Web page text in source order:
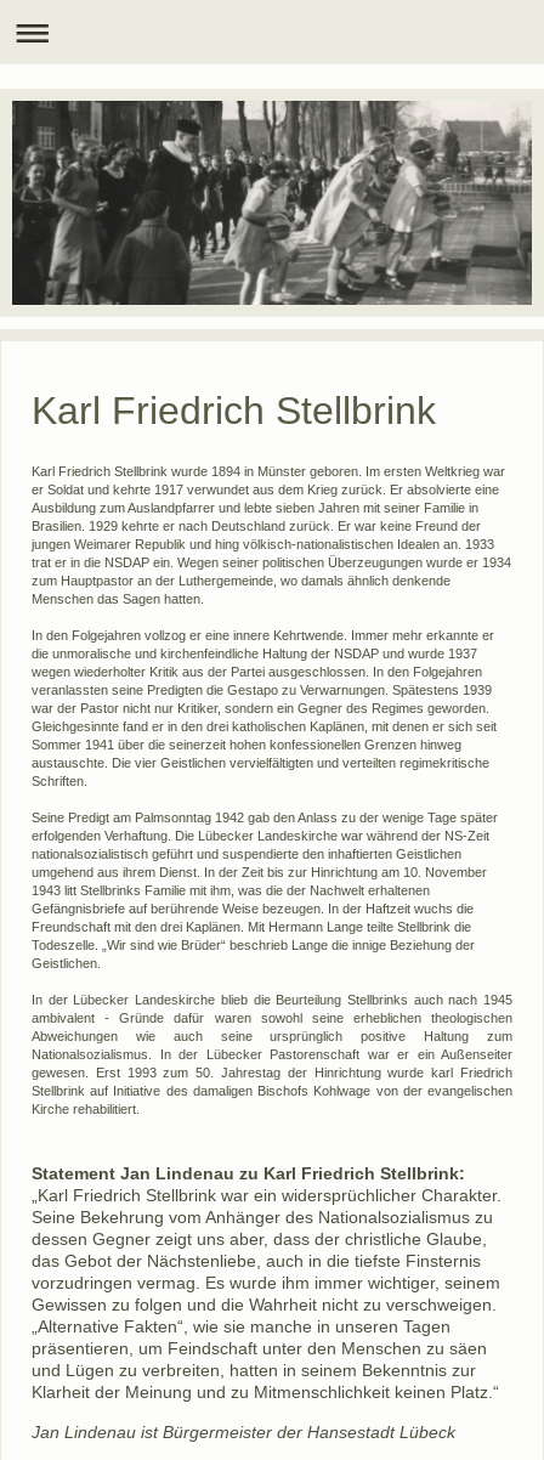
Karl Friedrich Stellbrink
Karl Friedrich Stellbrink wurde 1894 in Münster geboren. Im ersten Weltkrieg war
er Soldat und kehrte 1917 verwundet aus dem Krieg zurück. Er absolvierte eine
Ausbildung zum Auslandpfarrer und lebte sieben Jahren mit seiner Familie in
Brasilien. 1929 kehrte er nach Deutschland zurück. Er war keine Freund der
jungen Weimarer Republik und hing völkisch-nationalistischen Idealen an. 1933
trat er in die NSDAP ein. Wegen seiner politischen Überzeugungen wurde er 1934
zum Hauptpastor an der Luthergemeinde, wo damals ähnlich denkende
Menschen das Sagen hatten.
In den Folgejahren vollzog er eine innere Kehrtwende. Immer mehr erkannte er
die unmoralische und kirchenfeindliche Haltung der NSDAP und wurde 1937
wegen wiederholter Kritik aus der Partei ausgeschlossen. In den Folgejahren
veranlassten seine Predigten die Gestapo zu Verwarnungen. Spätestens 1939
war der Pastor nicht nur Kritiker, sondern ein Gegner des Regimes geworden.
Gleichgesinnte fand er in den drei katholischen Kaplänen, mit denen er sich seit
Sommer 1941 über die seinerzeit hohen konfessionellen Grenzen hinweg
austauschte. Die vier Geistlichen vervielfältigten und verteilten regimekritische
Schriften.
Seine Predigt am Palmsonntag 1942 gab den Anlass zu der wenige Tage später
erfolgenden Verhaftung. Die Lübecker Landeskirche war während der NS-Zeit
nationalsozialistisch geführt und suspendierte den inhaftierten Geistlichen
umgehend aus ihrem Dienst. In der Zeit bis zur Hinrichtung am 10. November
1943 litt Stellbrinks Familie mit ihm, was die der Nachwelt erhaltenen
Gefängnisbriefe auf berührende Weise bezeugen. In der Haftzeit wuchs die
Freundschaft mit den drei Kaplänen. Mit Hermann Lange teilte Stellbrink die
Todeszelle. „Wir sind wie Brüder“ beschrieb Lange die innige Beziehung der
Geistlichen.
In der Lübecker Landeskirche blieb die Beurteilung Stellbrinks auch nach 1945
ambivalent - Gründe dafür waren sowohl seine erheblichen theologischen
Abweichungen wie auch seine ursprünglich positive Haltung zum
Nationalsozialismus. In der Lübecker Pastorenschaft war er ein Außenseiter
gewesen. Erst 1993 zum 50. Jahrestag der Hinrichtung wurde karl Friedrich
Stellbrink auf Initiative des damaligen Bischofs Kohlwage von der evangelischen
Kirche rehabilitiert.
Statement Jan Lindenau zu Karl Friedrich Stellbrink:
Karl Friedrich Stellbrink war ein widersprüchlicher Charakter.
Seine Bekehrung vom Anhänger des Nationalsozialismus zu
dessen Gegner zeigt uns aber, dass der christliche Glaube,
das Gebot der Nächstenliebe, auch in die tiefste Finsternis
vorzudringen vermag. Es wurde ihm immer wichtiger, seinem
Gewissen zu folgen und die Wahrheit nicht zu verschweigen.
„Alternative Fakten“, wie sie manche in unseren Tagen
präsentieren, um Feindschaft unter den Menschen zu säen
und Lügen zu verbreiten, hatten in seinem Bekenntnis zur
Klarheit der Meinung und zu Mitmenschlichkeit keinen Platz.“
Jan Lindenau ist Bürgermeister der Hansestadt Lübeck